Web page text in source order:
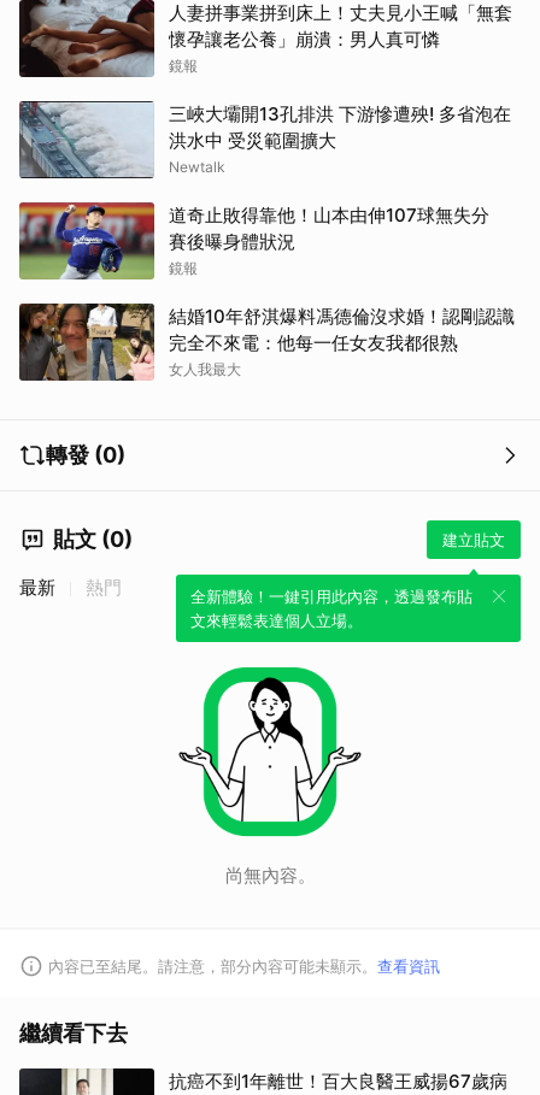
人妻拼事業拼到床上！丈夫見小王喊「無套
懷孕讓老公養」崩潰：男人真可憐
鏡報
三峽大壩開13孔排洪 下游慘遭殃! 多省泡在
洪水中 受災範圍擴大
Newtalk
道奇止敗得靠他！山本由伸107球無失分
賽後曝身體狀況
鏡報
結婚10年舒淇爆料馮德倫沒求婚！認剛認識
完全不來電：他每一任女友我都很熟
女人我最大
轉發 (0)
貼文 (0) 建立貼文
全新體驗！一鍵引用此內容，透過發布貼
文來輕鬆表達個人立場。
最新 熱門
尚無內容。
內容已至結尾。請注意，部分內容可能未顯示。 查看資訊
繼續看下去
抗癌不到1年離世！百大良醫王威揚67歲病